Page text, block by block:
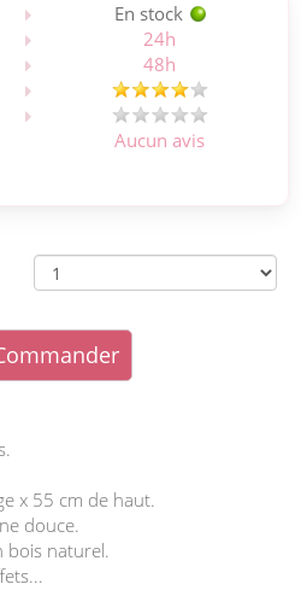
En stock
24h
48h
Aucun avis
x 55 cm de haut.
douce.
bois naturel.